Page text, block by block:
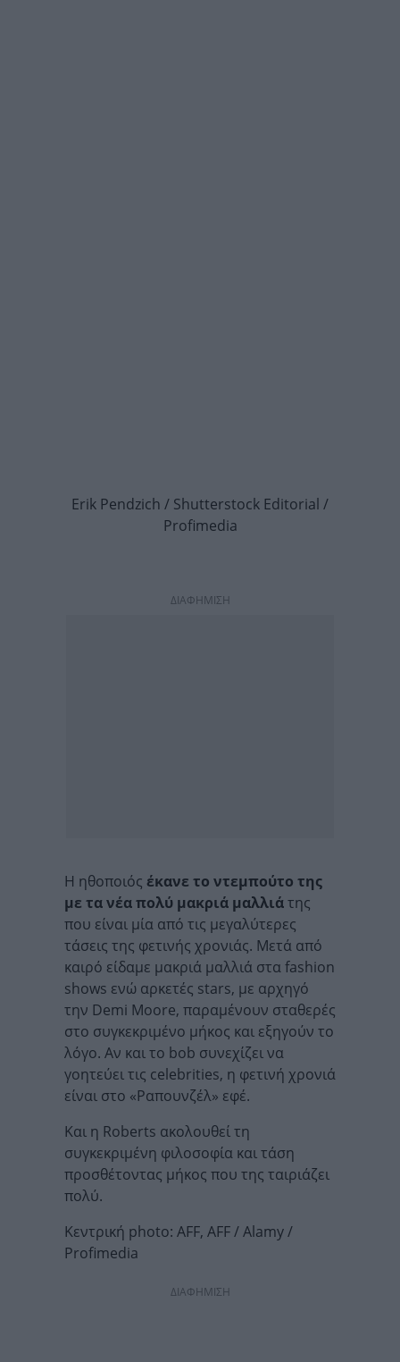
Erik Pendzich / Shutterstock Editorial /
Profimedia
ΔΙΑΦΗΜΙΣΗ
Η ηθοποιός έκανε το ντεμπούτο της
με τα νέα πολύ μακριά μαλλιάτης
που είναι μία από τις μεγαλύτερες
τάσεις της φετινής χρονιάς. Μετά από
καιρό είδαμε μακριά μαλλιά στα fashion
shows ενώ αρκετές stars, με αρχηγό
την Demi Moore, παραμένουν σταθερές
στο συγκεκριμένο μήκος και εξηγούν το
λόγο. Αν και το bob συνεχίζει να
γοητεύει τις celebrities, η φετινή χρονιά
είναι στο «Ραπουνζέλ» εφέ.
Και η Roberts ακολουθεί τη
συγκεκριμένη φιλοσοφία και τάση
προσθέτοντας μήκος που της ταιριάζει
πολύ.
Κεντρική photo: AFF, AFF / Alamy /
Profimedia
ΔΙΑΦΗΜΙΣΗ